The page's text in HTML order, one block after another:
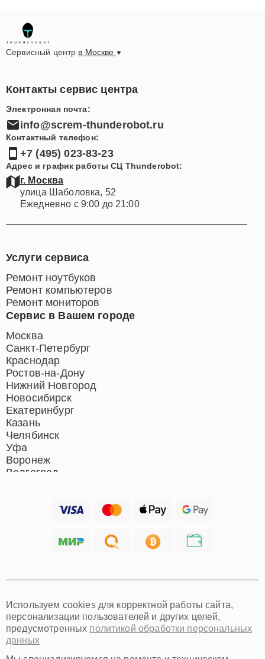
Сервисный центр в Москве
Контакты сервис центра
Электронная почта:
info@screm-thunderobot.ru
Контактный телефон:
+7 (495) 023-83-23
Адрес и график работы СЦ Thunderobot:
г. Москва
улица Шаболовка, 52
Ежедневно с 9:00 до 21:00
Сервис в Вашем городе
Москва
Санкт-Петербург
Краснодар
Ростов-на-Дону
Нижний Новгород
Новосибирск
Екатеринбург
Казань
Челябинск
Уфа
Воронеж
Волгоград
Хабаровск
Омск
Красноярск
Пермь
Ульяновск
Услуги сервиса
Ремонт ноутбуков
Ремонт компьютеров
Ремонт мониторов
Используем cookies для корректной работы сайта,
персонализации пользователей и других целей,
предусмотренных политикой обработки персональных
данных